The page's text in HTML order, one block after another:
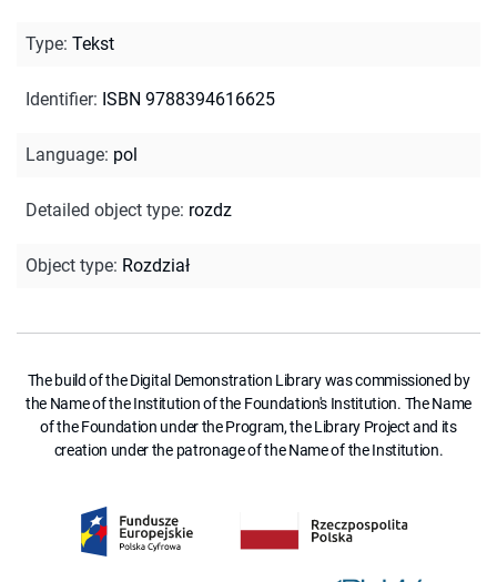
Type: Tekst
Identifier: ISBN 9788394616625
Language: pol
Detailed object type: rozdz
Object type: Rozdział
The build of the Digital Demonstration Library was commissioned by
the Name of the Institution of the Foundation's Institution. The Name
of the Foundation under the Program, the Library Project and its
creation under the patronage of the Name of the Institution.